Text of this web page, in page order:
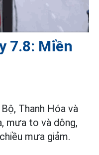
7.8: Miền
Thanh Hóa và
mưa to và dông,
mưa giảm.